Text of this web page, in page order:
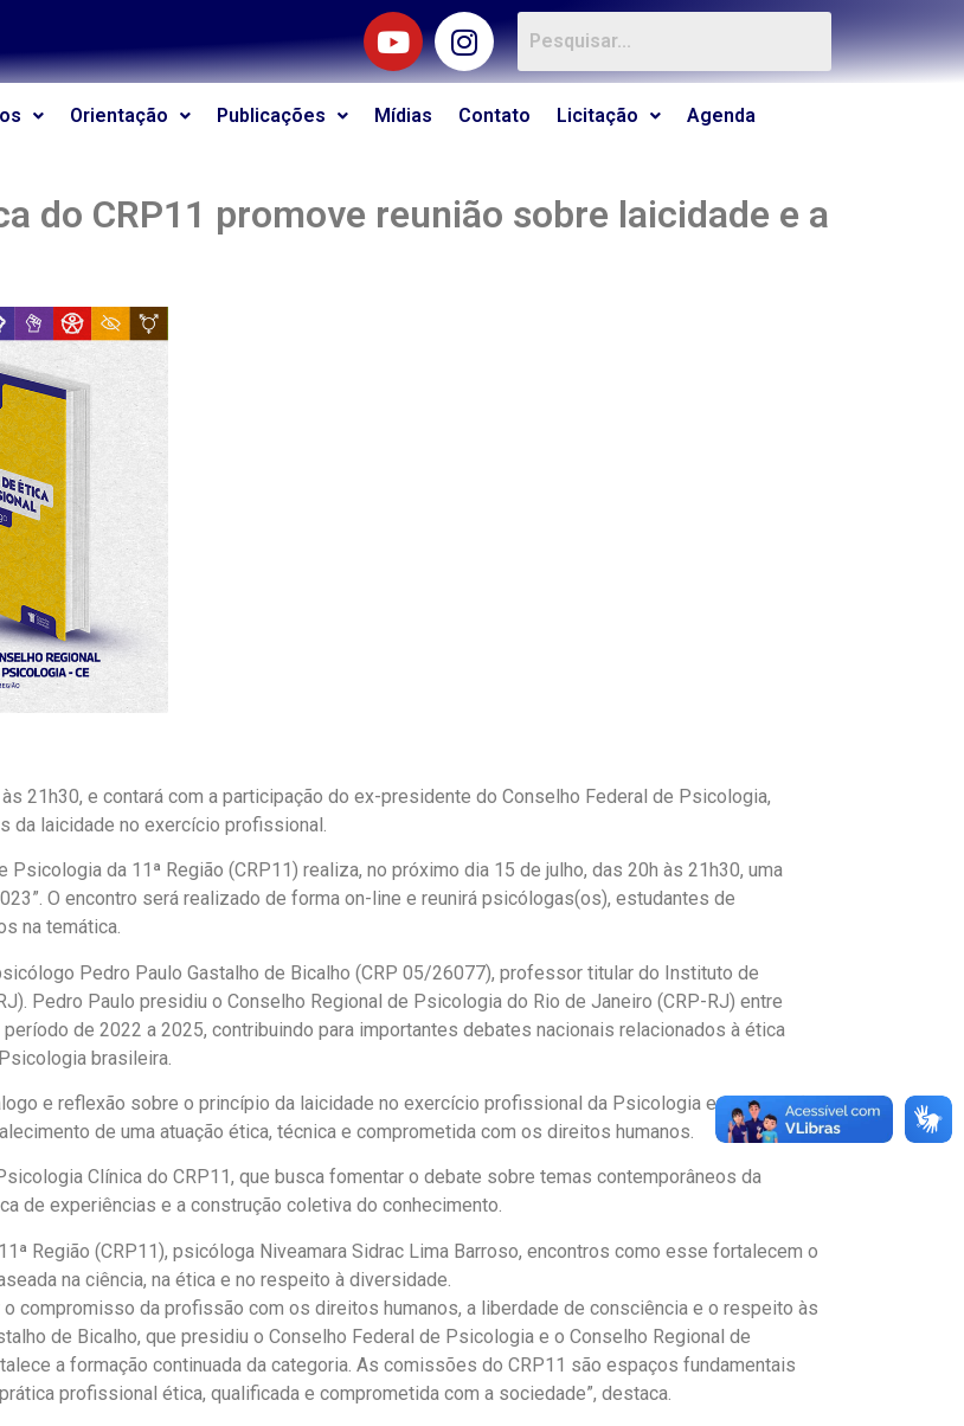
Orientação Publicações Mídias Contato Licitação Agenda
do CRP11 promove reunião sobre laicidade e a
21h30, e contará com a participação do ex-presidente do Conselho Federal de Psicologia,
da laicidade no exercício profissional.
da 11ª Região (CRP11) realiza, no próximo dia 15 de julho, das 20h às 21h30, uma
O encontro será realizado de forma on-line e reunirá psicólogas(os), estudantes de
na temática.
Pedro Paulo Gastalho de Bicalho (CRP 05/26077), professor titular do Instituto de
Pedro Paulo presidiu o Conselho Regional de Psicologia do Rio de Janeiro (CRP-RJ) entre
de 2022 a 2025, contribuindo para importantes debates nacionais relacionados à ética
brasileira.
e reflexão sobre o princípio da laicidade no exercício profissional da Psicologia e sua relação
de uma atuação ética, técnica e comprometida com os direitos humanos.
Clínica do CRP11, que busca fomentar o debate sobre temas contemporâneos da
de experiências e a construção coletiva do conhecimento.
Região (CRP11), psicóloga Niveamara Sidrac Lima Barroso, encontros como esse fortalecem o
na ciência, na ética e no respeito à diversidade.
compromisso da profissão com os direitos humanos, a liberdade de consciência e o respeito às
de Bicalho, que presidiu o Conselho Federal de Psicologia e o Conselho Regional de
a formação continuada da categoria. As comissões do CRP11 são espaços fundamentais
profissional ética, qualificada e comprometida com a sociedade”, destaca.